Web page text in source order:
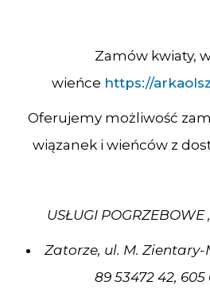
Zamów kwiaty,
wieńce https://
Oferujemy możliwość
wiązanek i wieńców z
USŁUGI POGRZEBOWE
Zatorze, ul. M. Zientary-
89 53472 42, 605